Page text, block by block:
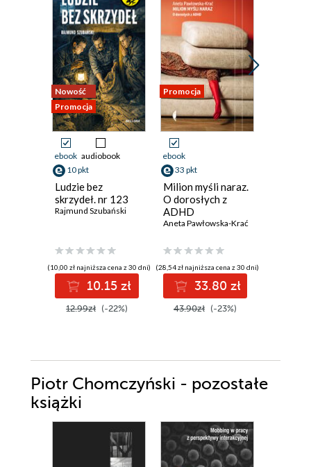
Nowość
Promocja
ebook audiobook
10 pkt
Ludzie bez
skrzydeł. nr 123
Rajmund Szubański
(10,00 zł najniższa cena z 30 dni)
10.15 zł
12.99zł (-22%)
Promocja
ebook
33 pkt
Milion myśli naraz.
O dorosłych z
ADHD
Aneta Pawłowska-Krać
(28,54 zł najniższa cena z 30 dni)
33.80 zł
43.90zł (-23%)
Piotr Chomczyński - pozostałe
książki